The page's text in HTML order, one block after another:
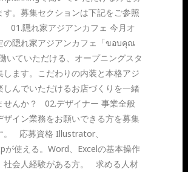
す。募集セクションは下記をご参照
01.隠れ家アジアンカフェ 今月オ
の隠れ家アジアンカフェ「ขอบคุณ
いていただける、オープニングスタ
します。こだわりの内装と本格アジ
しんでいただけるお店づくりを一緒
せんか？ 02.デザイナー 事業全般
ザイン業務をお願いできる方を募集
。 応募資格 Illustrator、
が使える。Word、Excelの基本操作
社会人経験がある方。 求める人材